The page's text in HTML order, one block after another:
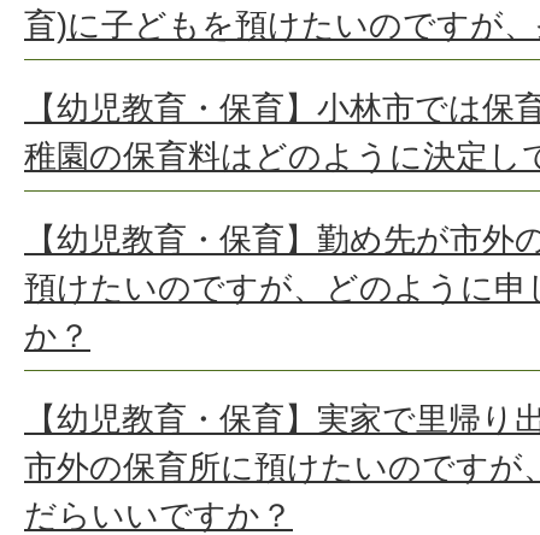
育)に子どもを預けたいのですが
【幼児教育・保育】小林市では保
稚園の保育料はどのように決定し
【幼児教育・保育】勤め先が市
預けたいのですが、どのように
か？
【幼児教育・保育】実家で里帰
市外の保育所に預けたいのですが
だらいいですか？